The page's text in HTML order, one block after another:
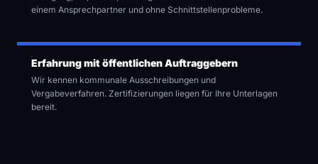
einem Ansprechpartner und ohne Schnittstellenprobleme.
Erfahrung mit öffentlichen Auftraggebern
Wir kennen kommunale Ausschreibungen und
Vergabeverfahren. Zertifizierungen liegen für Ihre Unterlagen
bereit.